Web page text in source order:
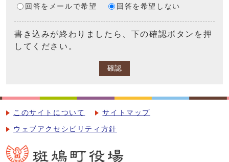
回答をメールで希望 回答を希望しない
書き込みが終わりましたら、下の確認ボタンを押
してください。
確認
このサイトについて サイトマップ
ウェブアクセシビリティ方針